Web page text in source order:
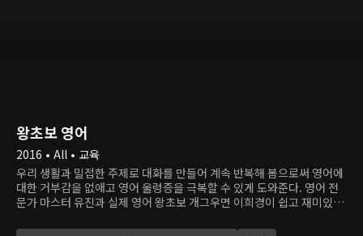
왕초보 영어
2016 • All • 교육
우리 생활과 밀접한 주제로 대화를 만들어 계속 반복해 봄으로써 영어에
대한 거부감을 없애고 영어 울렁증을 극복할 수 있게 도와준다. 영어 전
문가 마스터 유진과 실제 영어 왕초보 개그우면 이희경이 쉽고 재미있게